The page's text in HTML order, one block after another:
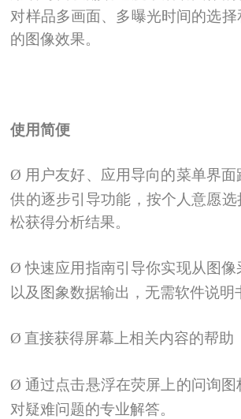
对样品多画面、多曝光时间的选
的图像效果。
使用简便
Ø 用户友好、应用导向的菜单界
供的逐步引导功能，按个人意愿
松获得分析结果。
Ø 快速应用指南引导你实现从图
以及图象数据输出，无需软件说明
Ø 直接获得屏幕上相关内容的帮助
Ø 通过点击悬浮在荧屏上的问询
对疑难问题的专业解答。